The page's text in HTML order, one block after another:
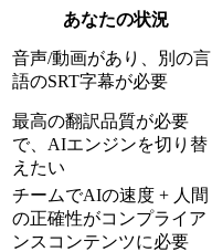
あなたの状況
音声/動画があり、別の言
語のSRT字幕が必要
最高の翻訳品質が必要
で、AIエンジンを切り替
えたい
チームでAIの速度 + 人間
の正確性がコンプライア
ンスコンテンツに必要